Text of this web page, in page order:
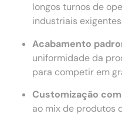
longos turnos de
industriais
Acabamento
uniformidade da
para competir em
Customização
ao mix de produtos